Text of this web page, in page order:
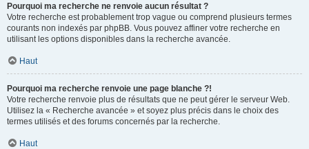
Pourquoi ma recherche ne renvoie aucun résultat ?
Votre recherche est probablement trop vague ou comprend plusieurs termes
courants non indexés par phpBB. Vous pouvez affiner votre recherche en
utilisant les options disponibles dans la recherche avancée.
Haut
Pourquoi ma recherche renvoie une page blanche ?!
Votre recherche renvoie plus de résultats que ne peut gérer le serveur Web.
Utilisez la « Recherche avancée » et soyez plus précis dans le choix des
termes utilisés et des forums concernés par la recherche.
Haut